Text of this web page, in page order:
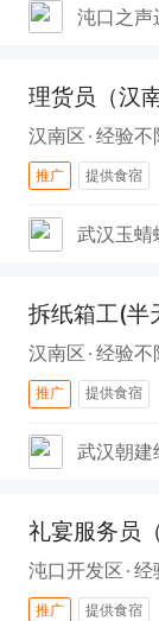
沌口之声
理货员（汉
汉南区 经验不
推广 提供食宿
武汉玉蜻
汉南区 经验不
推广 提供食宿
武汉朝建
礼宴服务员
沌口开发区 经
推广 提供食宿